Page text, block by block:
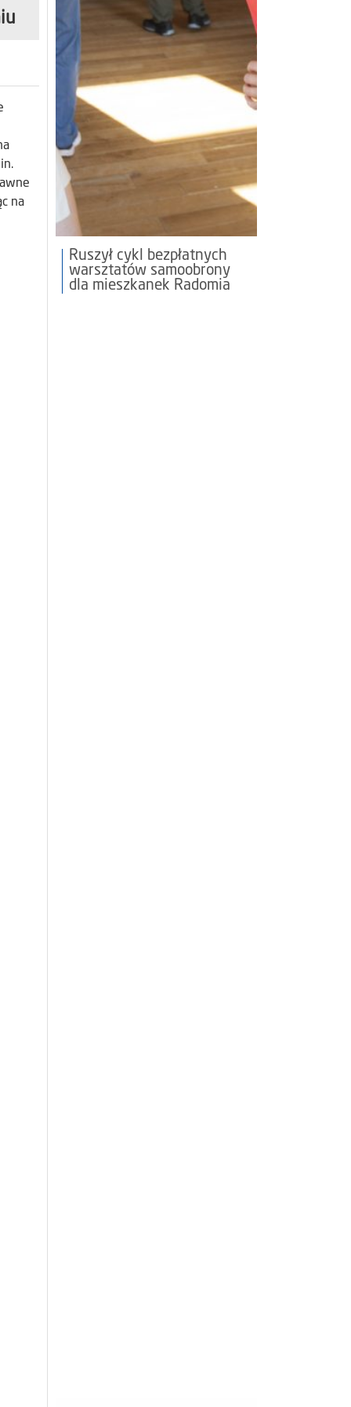
na
Ruszył cykl bezpłatnych
warsztatów samoobrony
dla mieszkanek Radomia